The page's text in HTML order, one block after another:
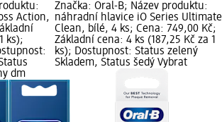
Action,
ks);
dm
Značka: Oral-B; Název produktu:
náhradní hlavice iO Series Ultimate
Clean, bílé, 4 ks; Cena: 749,00 Kč;
Základní cena: 4 ks (187,25 Kč za 1
ks); Dostupnost: Status zelený
Skladem, Status šedý Vybrat